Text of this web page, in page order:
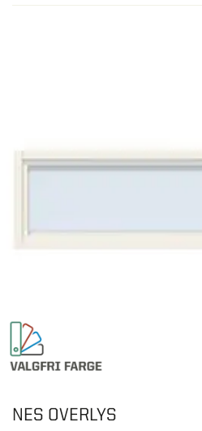
NES OVERLYS